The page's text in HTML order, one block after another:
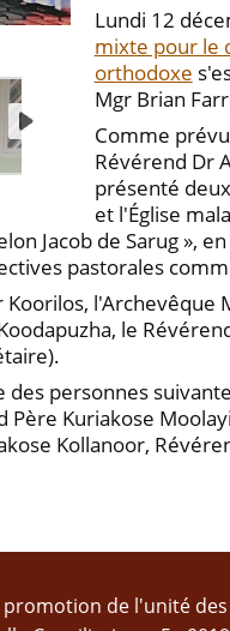
Lundi 12
mixte pour le
orthodoxe
Mgr Brian
Comme
Révérend Dr
présenté
et l'Église
Jacob de Sarug »,
pastorales
le
personnes
Kuriakose
Kollanoor,
de l'unité